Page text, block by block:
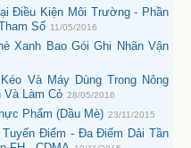
Điều Kiện Môi Trường - Phần
Số 11/05/2016
Xanh Bao Gói Ghi Nhãn Vận
Và Máy Dùng Trong Nông
Và Làm Cỏ 28/05/2016
Phẩm (Dầu Mè) 23/11/2015
Tuyến Điểm - Đa Điểm Dải Tần